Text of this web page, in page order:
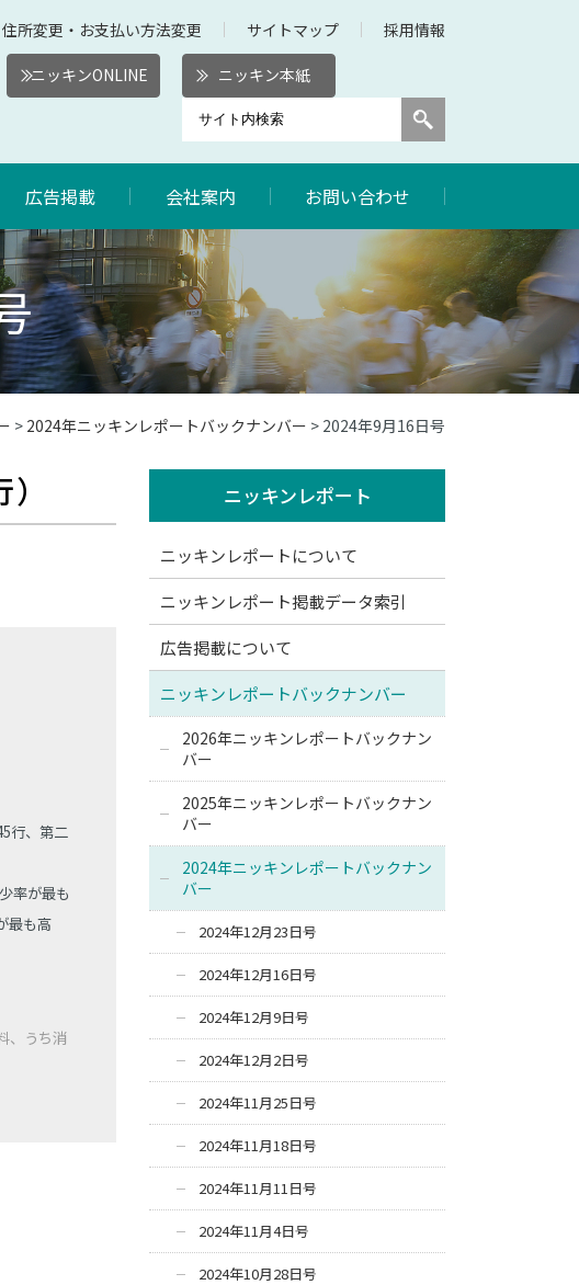
住所変更・お支払い方法変更 サイトマップ 採用情報
ニッキンONLINE ニッキン本紙
広告掲載 会社案内 お問い合わせ
> 2024年ニッキンレポートバックナンバー > 2024年9月16日号
行、第二
率が最も
最も高
、うち消
ニッキンレポート
ニッキンレポートについて
ニッキンレポート掲載データ索引
広告掲載について
ニッキンレポートバックナンバー
2026年ニッキンレポートバックナン
バー
2025年ニッキンレポートバックナン
バー
2024年ニッキンレポートバックナン
バー
2024年12月23日号
2024年12月16日号
2024年12月9日号
2024年12月2日号
2024年11月25日号
2024年11月18日号
2024年11月11日号
2024年11月4日号
2024年10月28日号